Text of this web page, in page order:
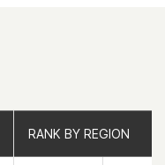
RANK BY REGION
RANK BY REGION